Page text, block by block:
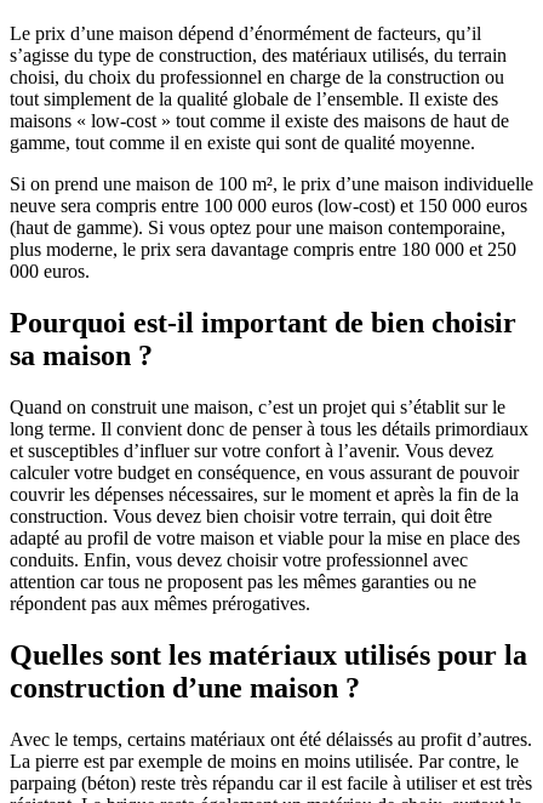
Le prix d’une maison dépend d’énormément de facteurs, qu’il
s’agisse du type de construction, des matériaux utilisés, du terrain
choisi, du choix du professionnel en charge de la construction ou
tout simplement de la qualité globale de l’ensemble. Il existe des
maisons « low-cost » tout comme il existe des maisons de haut de
gamme, tout comme il en existe qui sont de qualité moyenne.
Si on prend une maison de 100 m², le prix d’une maison individuelle
neuve sera compris entre 100 000 euros (low-cost) et 150 000 euros
(haut de gamme). Si vous optez pour une maison contemporaine,
plus moderne, le prix sera davantage compris entre 180 000 et 250
000 euros.
Pourquoi est-il important de bien choisir
sa maison ?
Quand on construit une maison, c’est un projet qui s’établit sur le
long terme. Il convient donc de penser à tous les détails primordiaux
et susceptibles d’influer sur votre confort à l’avenir. Vous devez
calculer votre budget en conséquence, en vous assurant de pouvoir
couvrir les dépenses nécessaires, sur le moment et après la fin de la
construction. Vous devez bien choisir votre terrain, qui doit être
adapté au profil de votre maison et viable pour la mise en place des
conduits. Enfin, vous devez choisir votre professionnel avec
attention car tous ne proposent pas les mêmes garanties ou ne
répondent pas aux mêmes prérogatives.
Quelles sont les matériaux utilisés pour la
construction d’une maison ?
Avec le temps, certains matériaux ont été délaissés au profit d’autres.
La pierre est par exemple de moins en moins utilisée. Par contre, le
parpaing (béton) reste très répandu car il est facile à utiliser et est très